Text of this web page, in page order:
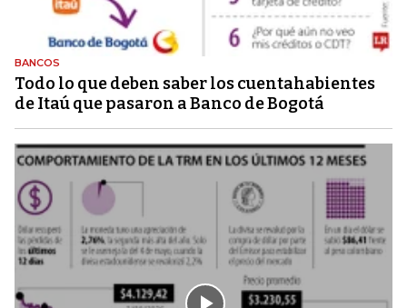
BANCOS
Todo lo que deben saber los cuentahabientes
de Itaú que pasaron a Banco de Bogotá